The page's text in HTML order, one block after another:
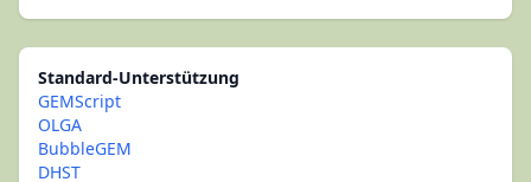
Standard-Unterstützung
GEMScript
OLGA
BubbleGEM
DHST